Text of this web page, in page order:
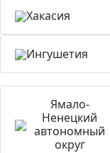
Хакасия
Ингушетия
Ямало-
Ненецкий
автономный
округ